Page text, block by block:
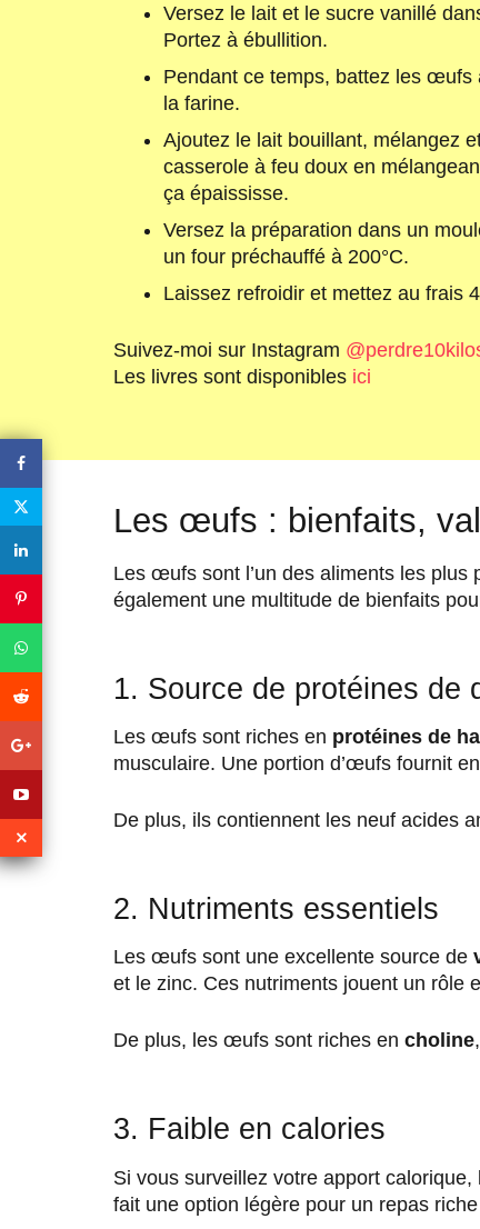
Versez le lait et le sucre vanillé
Portez à ébullition.
Pendant ce temps, battez les œufs
la farine.
Ajoutez le lait bouillant, mélangez
casserole à feu doux en
ça épaississe.
Versez la préparation dans un
un four préchauffé à 200°C.
Laissez refroidir et mettez au frais
Suivez-moi sur Instagram
Les livres sont disponibles ici
Les œufs : bienfaits,
Les œufs sont l’un des aliments les plus
également une multitude de bienfaits
1. Source de protéines de
Les œufs sont riches en protéines de
musculaire. Une portion d’œufs fournit
De plus, ils contiennent les neuf acides
2. Nutriments essentiels
Les œufs sont une excellente source de
et le zinc. Ces nutriments jouent un rôle
De plus, les œufs sont riches en choline
3. Faible en calories
Si vous surveillez votre apport
fait une option légère pour un repas